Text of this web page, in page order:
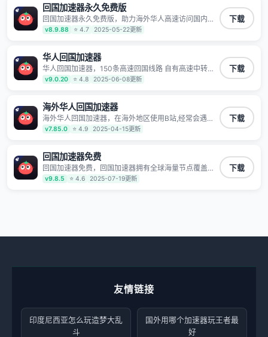
艺、哔哩哔哩和优酷视频,在国外也能畅快追剧!
回国加速器永久免费版
回国加速器永久免费版，助力海外华人高速访问国内网
络，快速开启国内各直播平台,解决国内视频、音乐卡顿
问题；更能加速海量国服游戏，超低延迟稳定不掉线,畅
v8.9.88 ⭐ 4.7 2025-05-22更新
下载
华人回国加速器
华人回国加速器，150条高速回国线路 自有高速中转节
点 无需注册 一键连接 提供高速线路 应用内直达视频音
乐app,快人一步 应用模式 App互不干扰 不间断的隐私保
止第三方对数据进行窃取和监听
v9.0.20 ⭐ 4.8 2025-06-08更新
下载
海外华人回国加速器
海外华人回国加速器，在海外地区使用B站,经常会遇到B
站地区版权限制/网络IP屏蔽,缓冲卡顿等问题,使用我们
的哔哩哔哩专用回国VPN,可加速解决各类网络问题,一键
服7*24小时服务。
v7.85.0 ⭐ 4.9 2025-04-15更新
下载
回国加速器免费
回国加速器免费，回国加速器拥有全球海量节点覆盖，
运营商专线不卡顿超稳定，专为海外华人和留学生打
造，帮助海外华人免除地域限制，随时高速稳定低延迟
v9.8.5 ⭐ 4.6 2025-07-19更新
下载
友情链接
印度尼西亚怎么玩造梦大乱
斗
国外用哪个加速器玩王者最
好